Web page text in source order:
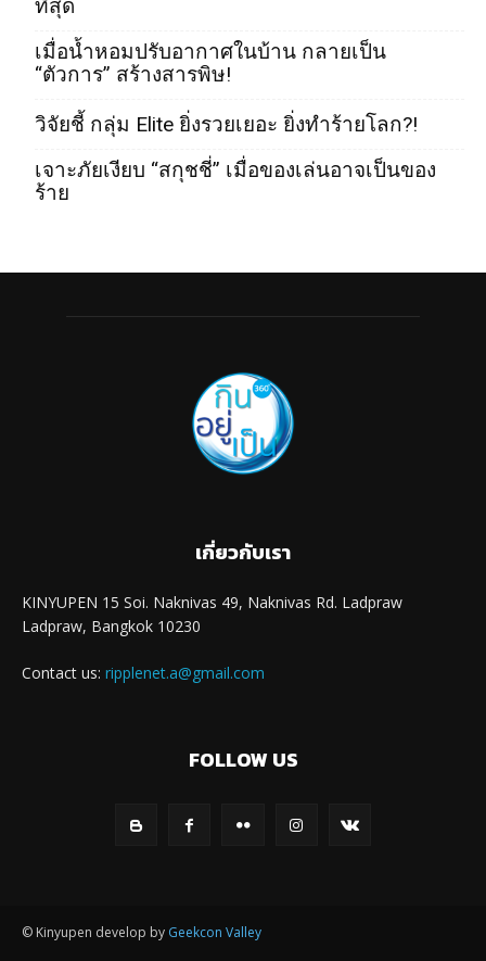
ที่สุด
เมื่อน้ำหอมปรับอากาศในบ้าน กลายเป็น
“ตัวการ” สร้างสารพิษ!
วิจัยชี้ กลุ่ม Elite ยิ่งรวยเยอะ ยิ่งทำร้ายโลก?!
เจาะภัยเงียบ “สกุชชี่” เมื่อของเล่นอาจเป็นของ
ร้าย
เกี่ยวกับเรา
KINYUPEN 15 Soi. Naknivas 49, Naknivas Rd. Ladpraw
Ladpraw, Bangkok 10230
Contact us: ripplenet.a@gmail.com
FOLLOW US
© Kinyupen develop by Geekcon Valley